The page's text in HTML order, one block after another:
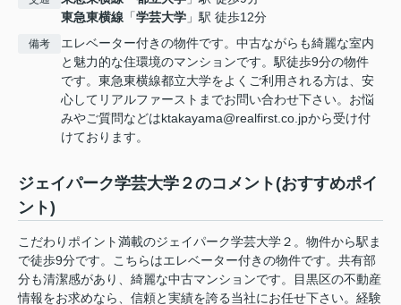
東急東横線 「学芸大学 」駅 徒歩12分
備考
エレベーター付きの物件です。中古ながらも綺麗な室内
と魅力的な住環境のマンションです。駅徒歩9分の物件
です。東急東横線都立大学をよくご利用される方は、安
心してリアルファーストまでお問い合わせ下さい。お悩
みやご質問などはktakayama@realfirst.co.jpから受け付
けております。
ジェイパーク学芸大学２のコメント(おすすめポイ
ント)
こだわりポイント満載のジェイパーク学芸大学２。物件から駅ま
で徒歩9分です。こちらはエレベーター付きの物件です。共有部
分も清潔感があり、綺麗な中古マンションです。目黒区の不動産
情報をお求めなら、信頼と実績を誇る当社にお任せ下さい。経験